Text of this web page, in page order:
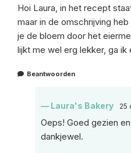
Hoi Laura, in het recept
maar in de omschrijving
je de bloem door het
lijkt me wel erg lekker, ga
Beantwoorden
Laura's Bakery 25
Oeps! Goed gezien
dankjewel.